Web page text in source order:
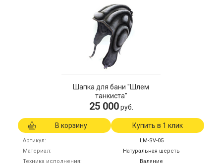
Шапка для бани "Шлем
танкиста"
25 000 руб.
В корзину Купить в 1 клик
Артикул
LM-SV-05
Материал
Натуральная шерсть
Техника исполнения
Валяние